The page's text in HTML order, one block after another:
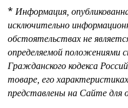
* Информация,
исключительно
обстоятельствах не
определяемой положениями
Гражданского кодекса
товаре, его
представлены на Сайте для